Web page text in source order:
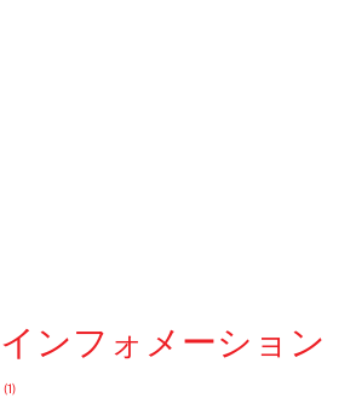
インフォメーション
(1)